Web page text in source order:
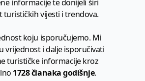
informacije te donijeli širi
turističkih vijesti i trendova.
koju isporučujemo. Mi
vrijednost i dalje isporučivati
turističke informacije kroz
1728 članaka godišnje.